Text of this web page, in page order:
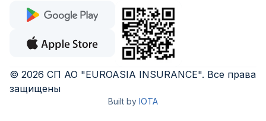
© 2026 СП АО "EUROASIA INSURANCE". Все права
защищены
Built by IOTA